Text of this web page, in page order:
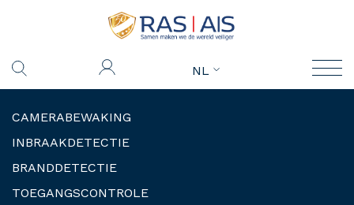
NL
CAMERABEWAKING
INBRAAKDETECTIE
BRANDDETECTIE
TOEGANGSCONTROLE